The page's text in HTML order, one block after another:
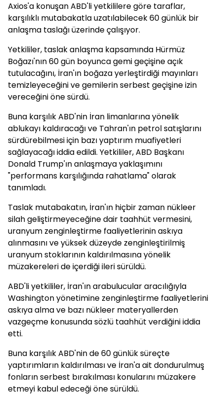
Axios'a konuşan ABD'li yetkililere göre taraflar,
karşılıklı mutabakatla uzatılabilecek 60 günlük bir
anlaşma taslağı üzerinde çalışıyor.
Yetkililer, taslak anlaşma kapsamında Hürmüz
Boğazı'nın 60 gün boyunca gemi geçişine açık
tutulacağını, İran'ın boğaza yerleştirdiği mayınları
temizleyeceğini ve gemilerin serbest geçişine izin
vereceğini öne sürdü.
Buna karşılık ABD'nin İran limanlarına yönelik
ablukayı kaldıracağı ve Tahran'ın petrol satışlarını
sürdürebilmesi için bazı yaptırım muafiyetleri
sağlayacağı iddia edildi. Yetkililer, ABD Başkanı
Donald Trump'ın anlaşmaya yaklaşımını
"performans karşılığında rahatlama" olarak
tanımladı.
Taslak mutabakatın, İran'ın hiçbir zaman nükleer
silah geliştirmeyeceğine dair taahhüt vermesini,
uranyum zenginleştirme faaliyetlerinin askıya
alınmasını ve yüksek düzeyde zenginleştirilmiş
uranyum stoklarının kaldırılmasına yönelik
müzakereleri de içerdiği ileri sürüldü.
ABD'li yetkililer, İran'ın arabulucular aracılığıyla
Washington yönetimine zenginleştirme faaliyetlerini
askıya alma ve bazı nükleer materyallerden
vazgeçme konusunda sözlü taahhüt verdiğini iddia
etti.
Buna karşılık ABD'nin de 60 günlük süreçte
yaptırımların kaldırılması ve İran'a ait dondurulmuş
fonların serbest bırakılması konularını müzakere
etmeyi kabul edeceği öne sürüldü.